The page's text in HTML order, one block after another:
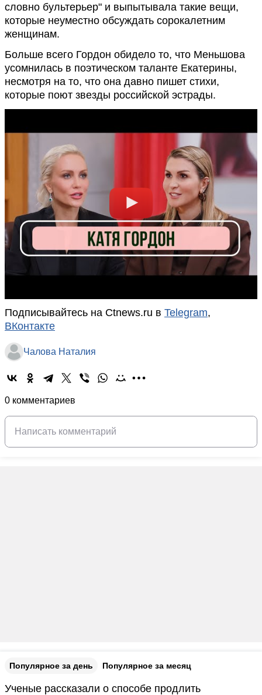
словно бультерьер" и выпытывала такие вещи,
которые неуместно обсуждать сорокалетним
женщинам.
Больше всего Гордон обидело то, что Меньшова
усомнилась в поэтическом таланте Екатерины,
несмотря на то, что она давно пишет стихи,
которые поют звезды российской эстрады.
Подписывайтесь на Ctnews.ru в Telegram,
ВКонтакте
Чалова Наталия
0 комментариев
Популярное за день Популярное за месяц
Ученые рассказали о способе продлить